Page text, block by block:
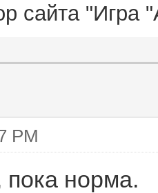
сайта "Игра
PM
норма.